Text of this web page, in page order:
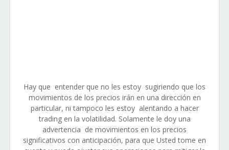
Hay que entender que no les estoy sugiriendo que los
movimientos de los precios irán en una dirección en
particular, ni tampoco les estoy alentando a hacer
trading en la volatilidad. Solamente le doy una
advertencia de movimientos en los precios
significativos con anticipación, para que Usted tome en